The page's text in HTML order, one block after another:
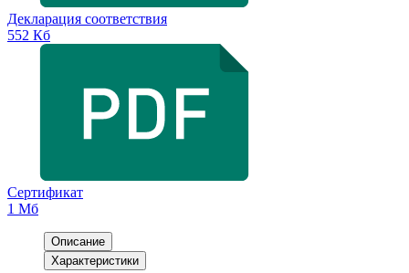
Декларация соответствия
552 Кб
Сертификат
1 Мб
Описание
Характеристики